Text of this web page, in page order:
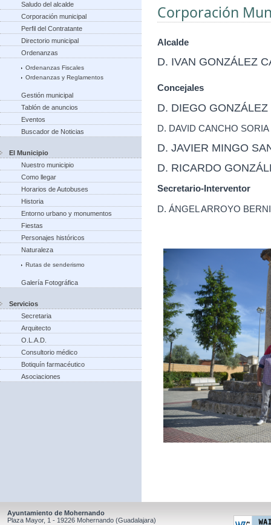
Saludo del alcalde
Corporación municipal
Perfil del Contratante
Directorio municipal
Ordenanzas
Ordenanzas Fiscales
Ordenanzas y Reglamentos
Gestión municipal
Tablón de anuncios
Eventos
Buscador de Noticias
El Municipio
Nuestro municipio
Como llegar
Horarios de Autobuses
Historia
Entorno urbano y monumentos
Fiestas
Personajes históricos
Naturaleza
Rutas de senderismo
Galería Fotográfica
Servicios
Secretaria
Arquitecto
O.L.A.D.
Consultorio médico
Botiquín farmacéutico
Asociaciones
Corporación
Alcalde
D. IVAN GONZÁLEZ
Concejales
D. DIEGO
D. DAVID CANCHO
D. JAVIER MINGO
D. RICARDO
Secretario-Interventor
D. ÁNGEL ARROYO
Ayuntamiento de Mohernando
Plaza Mayor, 1 - 19226 Mohernando (Guadalajara)